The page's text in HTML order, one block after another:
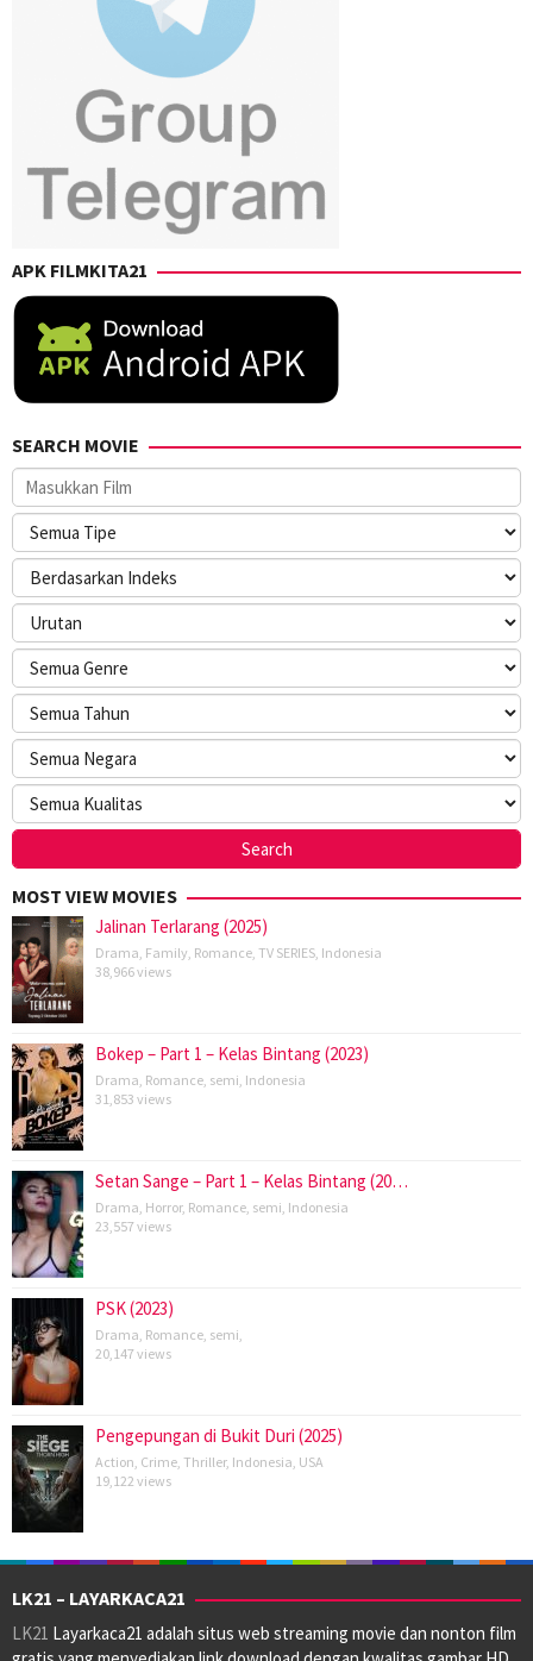
APK FILMKITA21
SEARCH MOVIE
MOST VIEW MOVIES
Jalinan Terlarang (2025)
Drama, Family, Romance, TV SERIES, Indonesia
38,966 views
Bokep – Part 1 – Kelas Bintang (2023)
Drama, Romance, semi, Indonesia
31,853 views
Setan Sange – Part 1 – Kelas Bintang (20…
Drama, Horror, Romance, semi, Indonesia
23,557 views
PSK (2023)
Drama, Romance, semi,
20,147 views
Pengepungan di Bukit Duri (2025)
Action, Crime, Thriller, Indonesia, USA
19,122 views
LK21 – LAYARKACA21
LK21 Layarkaca21 adalah situs web streaming movie dan nonton film